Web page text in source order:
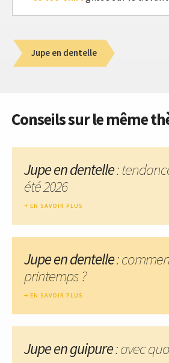
Jupe en dentelle
Conseils sur le même
Jupe en dentelle:
été 2026
EN SAVOIR PLUS
Jupe en dentelle:
printemps ?
EN SAVOIR PLUS
Jupe en guipure: avec